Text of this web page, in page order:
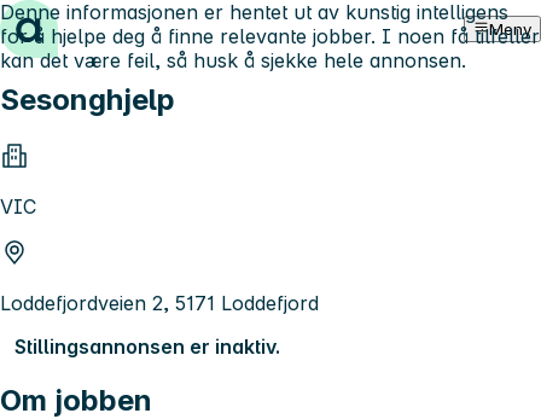
Hopp til innhold Meny
Sesonghjelp
VIC
Loddefjordveien 2, 5171 Loddefjord
Stillingsannonsen er inaktiv.
Om jobben
Denne informasjonen er hentet ut av kunstig intelligens
for å hjelpe deg å finne relevante jobber. I noen få tilfeller
kan det være feil, så husk å sjekke hele annonsen.